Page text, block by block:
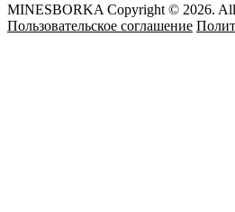
MINESBORKA Copyright © 2026. All
Пользовательское соглашение